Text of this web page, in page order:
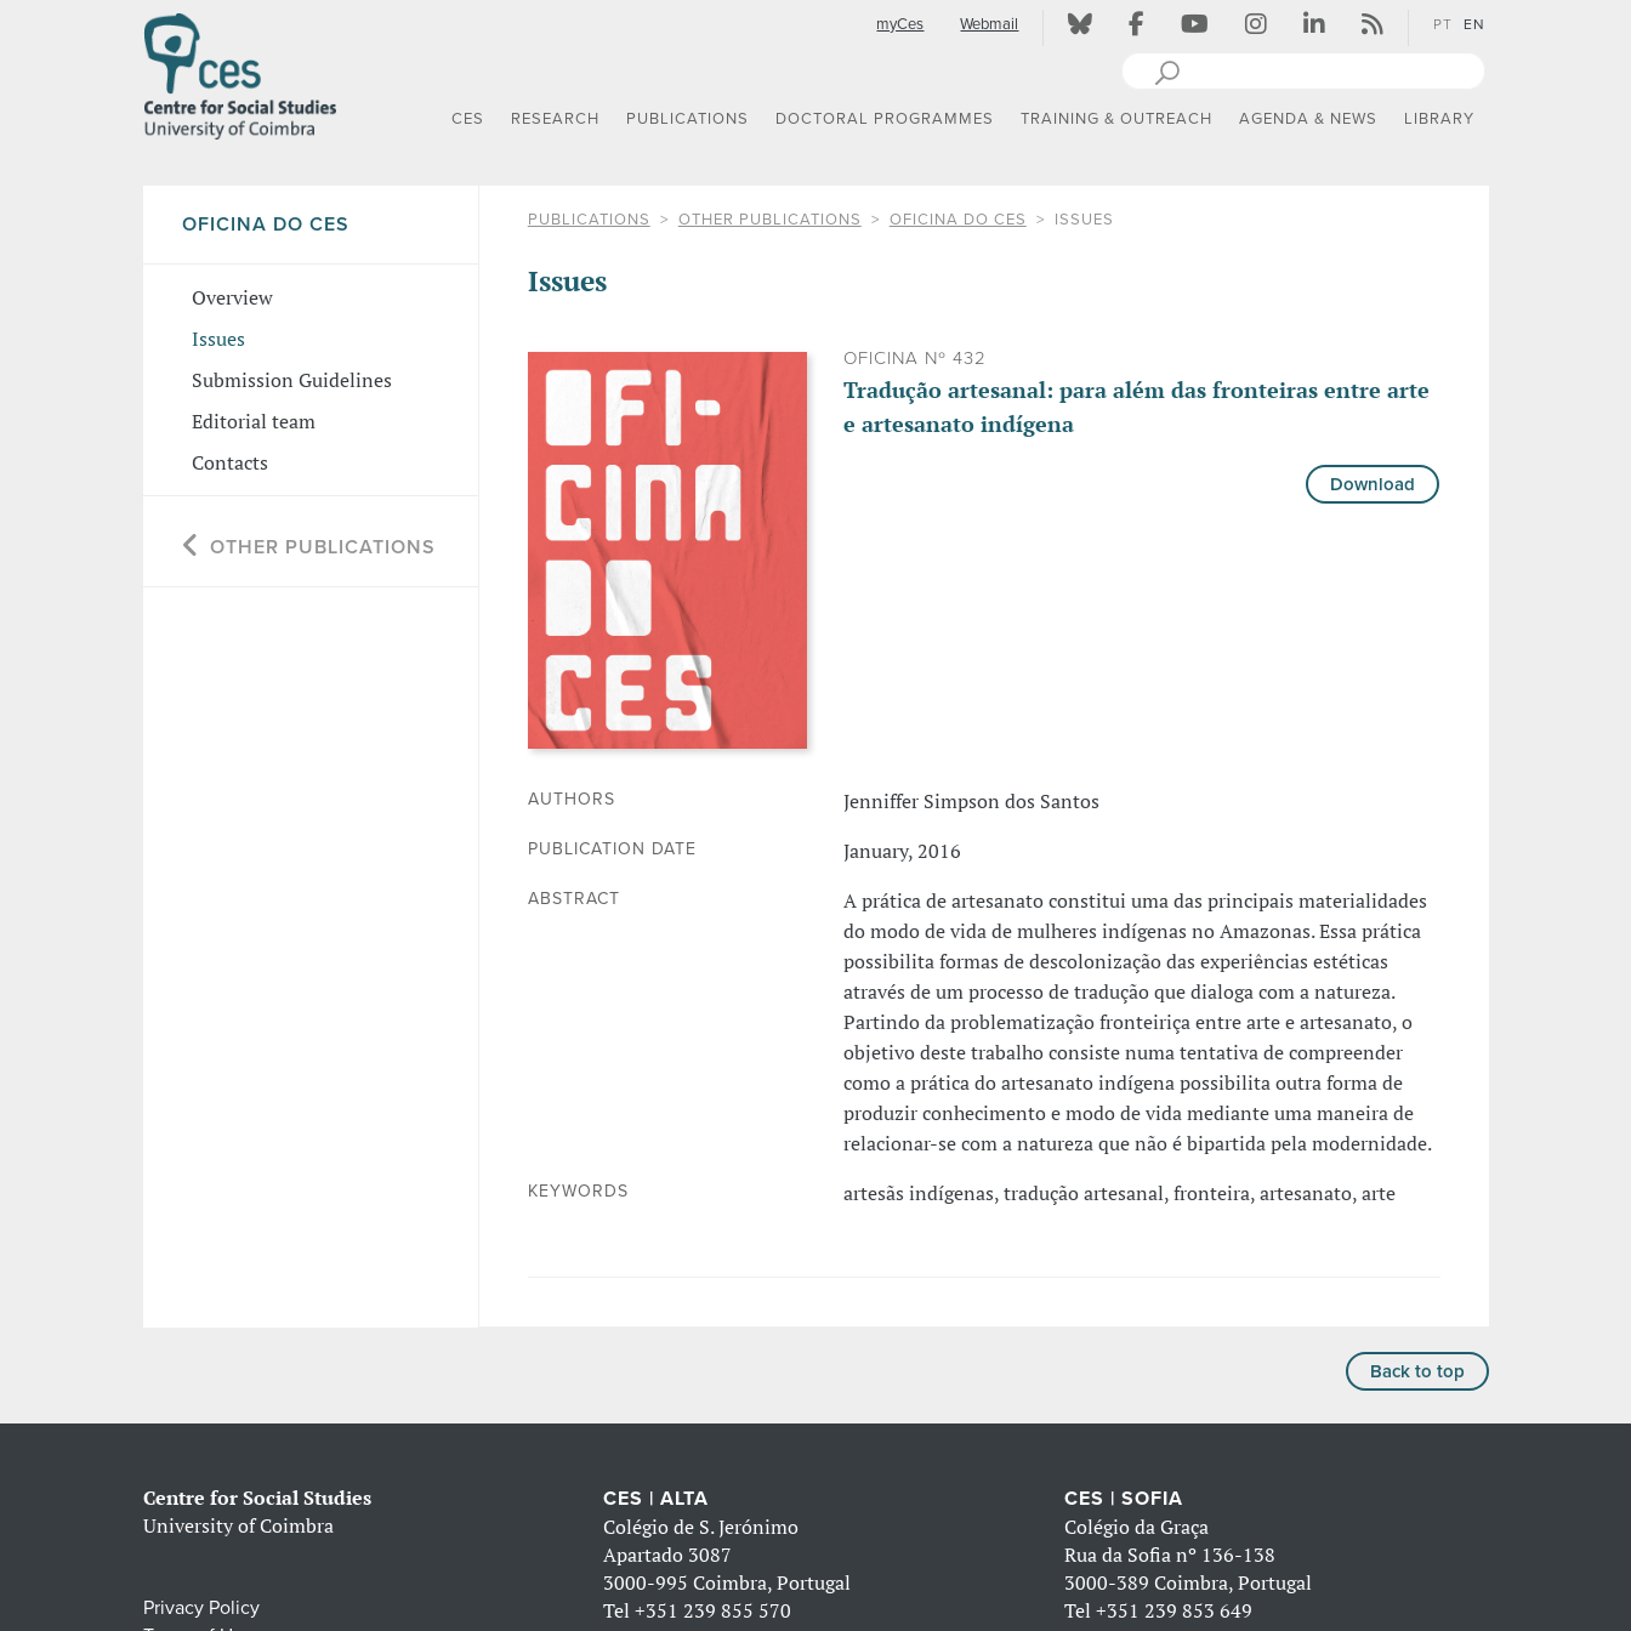
myCes Webmail PT EN
CES RESEARCH PUBLICATIONS DOCTORAL PROGRAMMES TRAINING & OUTREACH AGENDA & NEWS LIBRARY
OFICINA DO CES
Overview
Issues
Submission Guidelines
Editorial team
Contacts
OTHER PUBLICATIONS
PUBLICATIONS OTHER PUBLICATIONS OFICINA DO CES ISSUES
Issues
OFICINA Nº 432
Tradução artesanal: para além das fronteiras entre arte
e artesanato indígena
Download
AUTHORS Jenniffer Simpson dos Santos
PUBLICATION DATE January, 2016
ABSTRACT
A prática de artesanato constitui uma das principais materialidades
do modo de vida de mulheres indígenas no Amazonas. Essa prática
possibilita formas de descolonização das experiências estéticas
através de um processo de tradução que dialoga com a natureza.
Partindo da problematização fronteiriça entre arte e artesanato, o
objetivo deste trabalho consiste numa tentativa de compreender
como a prática do artesanato indígena possibilita outra forma de
produzir conhecimento e modo de vida mediante uma maneira de
relacionar-se com a natureza que não é bipartida pela modernidade.
KEYWORDS artesãs indígenas, tradução artesanal, fronteira, artesanato, arte
Back to top
Centre for Social Studies
University of Coimbra
Privacy Policy
CES | ALTA
Colégio de S. Jerónimo
Apartado 3087
3000-995 Coimbra, Portugal
Tel+351 239 855 570
CES | SOFIA
Colégio da Graça
Rua da Sofia nº 136-138
3000-389 Coimbra, Portugal
Tel +351 239 853 649